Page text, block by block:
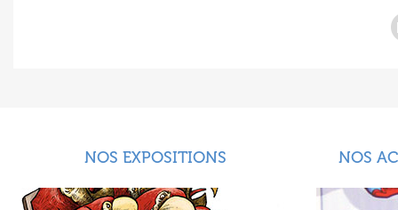
NOS EXPOSITIONS NOS